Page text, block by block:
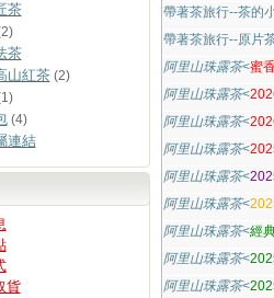
茶
茶
山紅茶(2)
(4)
連結
貨
帶著茶旅行--茶的
帶著茶旅行--原片
阿里山珠露茶<蜜
阿里山珠露茶<
阿里山珠露茶<
阿里山珠露茶<
阿里山珠露茶<
阿里山珠露茶<
阿里山珠露茶<經
阿里山珠露茶<
阿里山珠露茶<